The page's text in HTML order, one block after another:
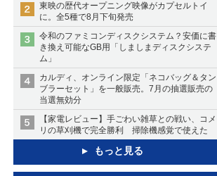
東映の歴代オープニング映像がカプセルトイ
に。全5種で8月下旬発売
令和のファミコンディスクシステム？安価に書
き換え可能なGB用「しましまディスクシステ
ム」
カルディ、オンライン限定「ネコバッグ＆タン
ブラーセット」を一般販売。7月の抽選販売の
当選無効分
【家電レビュー】手ごわい雑草との戦い、コメ
リの草刈機で完全勝利 掃除機感覚で使えた
もっと見る